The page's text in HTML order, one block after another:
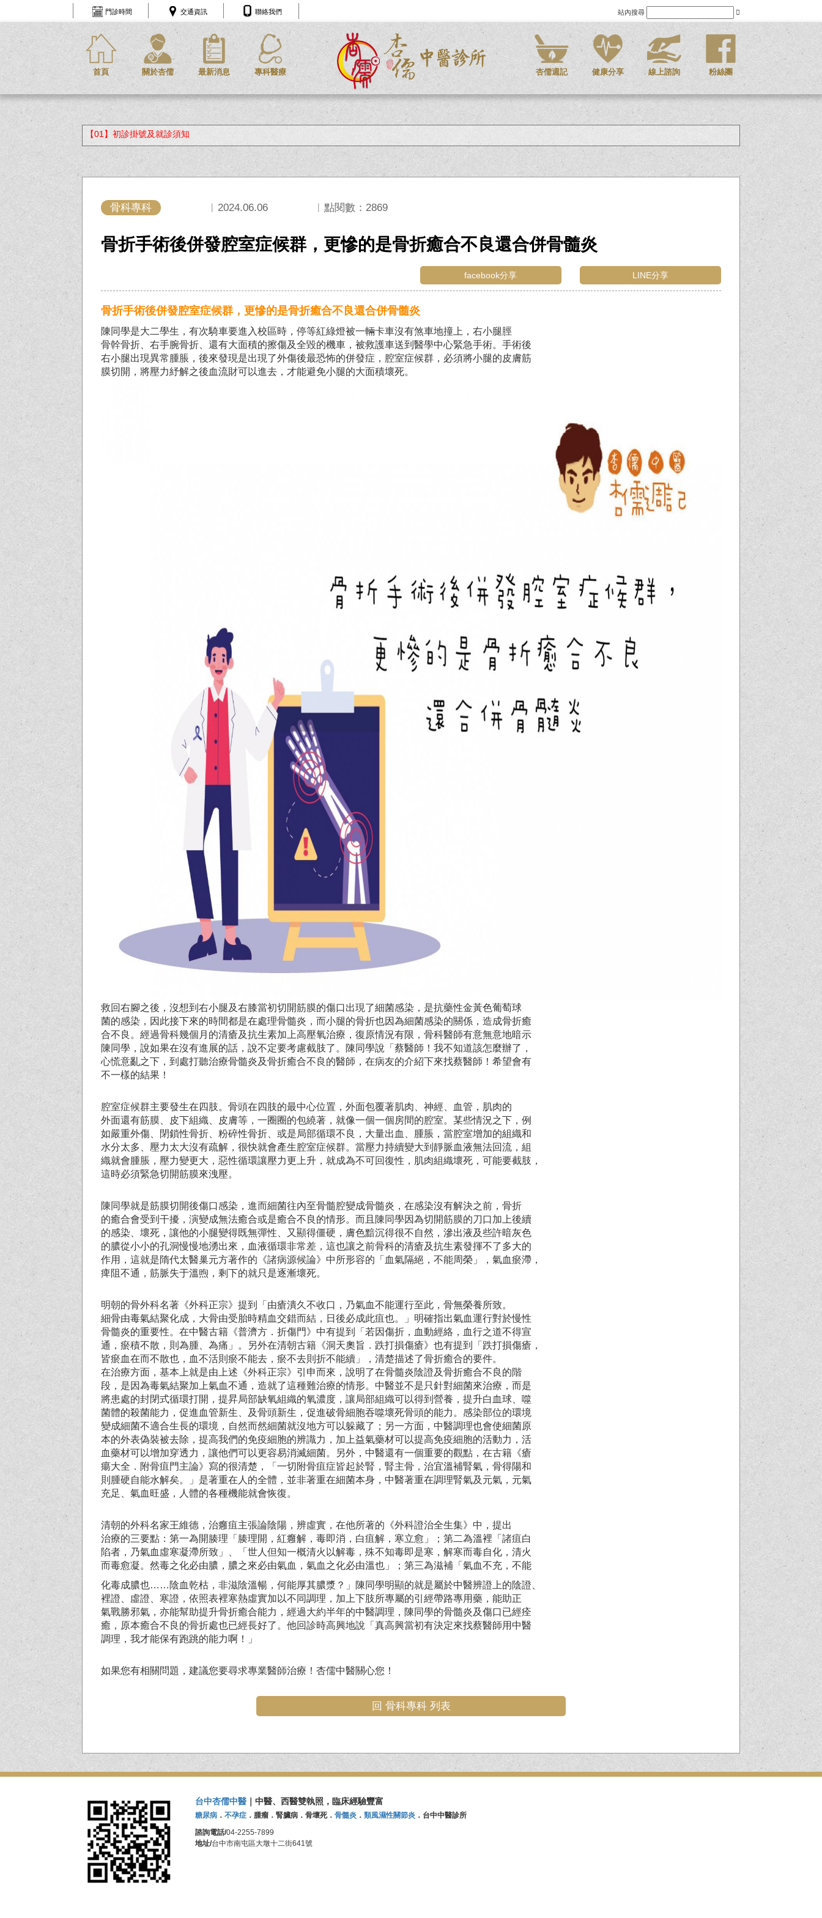
門診時間 交通資訊 聯絡我們 站內搜尋
首頁 關於杏儒 最新消息 專科醫療 杏儒週記 健康分享 線上諮詢 粉絲團
【01】初診掛號及就診須知
骨科專科 ︱2024.06.06 ︱點閱數：2869
骨折手術後併發腔室症候群，更慘的是骨折癒合不良還合併骨髓炎
facebook分享 LINE分享
骨折手術後併發腔室症候群，更慘的是骨折癒合不良還合併骨髓炎
陳同學是大二學生，有次騎車要進入校區時，停等紅綠燈被一輛卡車沒有煞車地撞上，右小腿脛
骨幹骨折、右手腕骨折、還有大面積的擦傷及全毀的機車，被救護車送到醫學中心緊急手術。手術後
右小腿出現異常腫脹，後來發現是出現了外傷後最恐怖的併發症，腔室症候群，必須將小腿的皮膚筋
膜切開，將壓力紓解之後血流財可以進去，才能避免小腿的大面積壞死。
救回右腳之後，沒想到右小腿及右膝當初切開筋膜的傷口出現了細菌感染，是抗藥性金黃色葡萄球
菌的感染，因此接下來的時間都是在處理骨髓炎，而小腿的骨折也因為細菌感染的關係，造成骨折癒
合不良。經過骨科幾個月的清瘡及抗生素加上高壓氧治療，復原情況有限，骨科醫師有意無意地暗示
陳同學，說如果在沒有進展的話，說不定要考慮截肢了。陳同學說「蔡醫師！我不知道該怎麼辦了，
心慌意亂之下，到處打聽治療骨髓炎及骨折癒合不良的醫師，在病友的介紹下來找蔡醫師！希望會有
不一樣的結果！
腔室症候群主要發生在四肢。骨頭在四肢的最中心位置，外面包覆著肌肉、神經、血管，肌肉的
外面還有筋膜、皮下組織、皮膚等，一圈圈的包繞著，就像一個一個房間的腔室。某些情況之下，例
如嚴重外傷、閉鎖性骨折、粉碎性骨折、或是局部循環不良，大量出血、腫脹，當腔室增加的組織和
水分太多、壓力太大沒有疏解，很快就會產生腔室症候群。當壓力持續變大到靜脈血液無法回流，組
織就會腫脹，壓力變更大，惡性循環讓壓力更上升，就成為不可回復性，肌肉組織壞死，可能要截肢，
這時必須緊急切開筋膜來洩壓。
陳同學就是筋膜切開後傷口感染，進而細菌往內至骨髓腔變成骨髓炎，在感染沒有解決之前，骨折
的癒合會受到干擾，演變成無法癒合或是癒合不良的情形。而且陳同學因為切開筋膜的刀口加上後續
的感染、壞死，讓他的小腿變得既無彈性、又顯得僵硬，膚色黯沉得很不自然，滲出液及些許暗灰色
的膿從小小的孔洞慢慢地湧出來，血液循環非常差，這也讓之前骨科的清瘡及抗生素發揮不了多大的
作用，這就是隋代太醫巢元方著作的《諸病源候論》中所形容的「血氣隔絕，不能周榮」，氣血瘀滯，
痺阻不通，筋脈失于溫煦，剩下的就只是逐漸壞死。
明朝的骨外科名著《外科正宗》提到「由瘡潰久不收口，乃氣血不能運行至此，骨無榮養所致。
細骨由毒氣結聚化成，大骨由受胎時精血交錯而結，日後必成此疽也。」明確指出氣血運行對於慢性
骨髓炎的重要性。在中醫古籍《普濟方．折傷門》中有提到「若因傷折，血動經絡，血行之道不得宣
通，瘀積不散，則為腫、為痛」。另外在清朝古籍《洞天奧旨．跌打損傷瘡》也有提到「跌打損傷瘡，
皆瘀血在而不散也，血不活則瘀不能去，瘀不去則折不能續」，清楚描述了骨折癒合的要件。
在治療方面，基本上就是由上述《外科正宗》引申而來，說明了在骨髓炎陰證及骨折癒合不良的階
段，是因為毒氣結聚加上氣血不通，造就了這種難治療的情形。中醫並不是只針對細菌來治療，而是
將患處的封閉式循環打開，提昇局部缺氧組織的氧濃度，讓局部組織可以得到營養，提升白血球、噬
菌體的殺菌能力，促進血管新生、及骨頭新生，促進破骨細胞吞噬壞死骨頭的能力。感染部位的環境
變成細菌不適合生長的環境，自然而然細菌就沒地方可以躲藏了；另一方面，中醫調理也會使細菌原
本的外表偽裝被去除，提高我們的免疫細胞的辨識力，加上益氣藥材可以提高免疫細胞的活動力，活
血藥材可以增加穿透力，讓他們可以更容易消滅細菌。另外，中醫還有一個重要的觀點，在古籍《瘡
瘍大全．附骨疽門主論》寫的很清楚，「一切附骨疽症皆起於腎，腎主骨，治宜溫補腎氣，骨得陽和
則腫硬自能水解矣。」是著重在人的全體，並非著重在細菌本身，中醫著重在調理腎氣及元氣，元氣
充足、氣血旺盛，人體的各種機能就會恢復。
清朝的外科名家王維德，治癰疽主張論陰陽，辨虛實，在他所著的《外科證治全生集》中，提出
治療的三要點：第一為開腠理「腠理開，紅癰解，毒即消，白疽解，寒立愈」；第二為溫裡「諸疽白
陷者，乃氣血虛寒凝滯所致」、「世人但知一概清火以解毒，殊不知毒即是寒，解寒而毒自化，清火
而毒愈凝。然毒之化必由膿，膿之來必由氣血，氣血之化必由溫也」；第三為滋補「氣血不充，不能
化毒成膿也……陰血乾枯，非滋陰溫暢，何能厚其膿漿？」陳同學明顯的就是屬於中醫辨證上的陰證、
裡證、虛證、寒證，依照表裡寒熱虛實加以不同調理，加上下肢所專屬的引經帶路專用藥，能助正
氣戰勝邪氣，亦能幫助提升骨折癒合能力，經過大約半年的中醫調理，陳同學的骨髓炎及傷口已經痊
癒，原本癒合不良的骨折處也已經長好了。他回診時高興地說「真高興當初有決定來找蔡醫師用中醫
調理，我才能保有跑跳的能力啊！」
如果您有相關問題，建議您要尋求專業醫師治療！杏儒中醫關心您！
回 骨科專科 列表
台中杏儒中醫｜中醫、西醫雙執照，臨床經驗豐富
糖尿病． 不孕症．腫瘤．腎臟病．骨壞死． 骨髓炎． 類風濕性關節炎．台中中醫診所
諮詢電話/04-2255-7899
地址/台中市南屯區大墩十二街641號